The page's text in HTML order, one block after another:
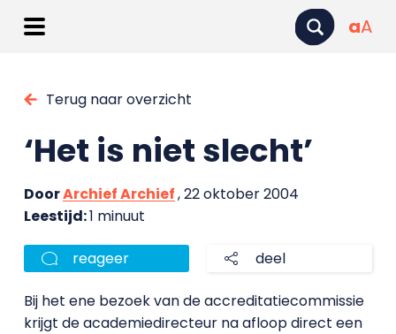
aA
Terug naar overzicht
‘Het is niet slecht’
DoorArchief Archief, 22 oktober 2004
Leestijd:1 minuut
reageer deel
Bij het ene bezoek van de accreditatiecommissie
krijgt de academiedirecteur na afloop direct een